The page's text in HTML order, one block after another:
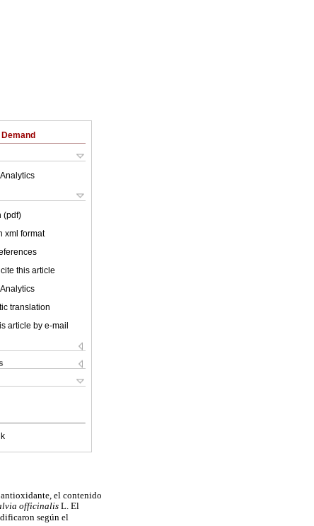
(pdf)
xml format
this article
translation
article by e-mail
antioxidante, el contenido
officinalis L. El
según el